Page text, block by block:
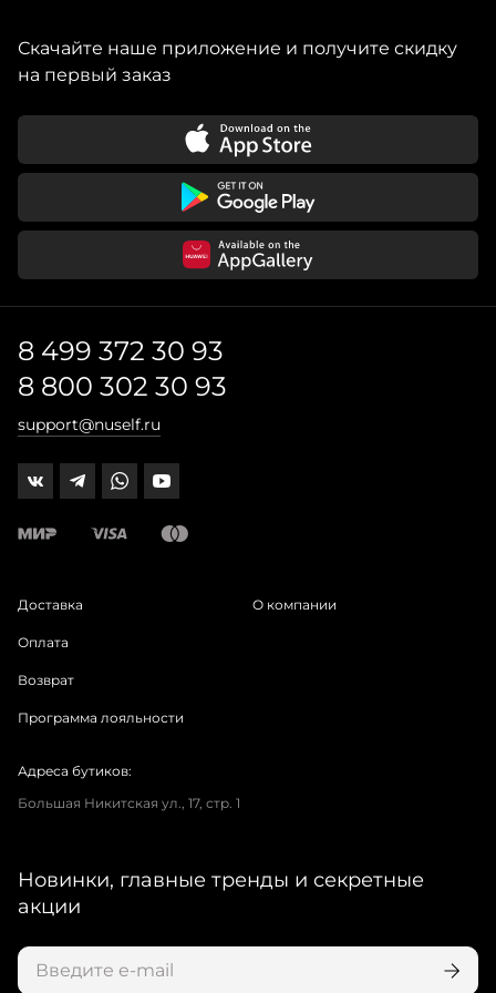
Скачайте наше приложение и получите скидку
на первый заказ
8 499 372 30 93
8 800 302 30 93
support@nuself.ru
Доставка
Оплата
Возврат
Программа лояльности
О компании
Адреса бутиков:
Большая Никитская ул., 17, стр. 1
Новинки, главные тренды и секретные
акции